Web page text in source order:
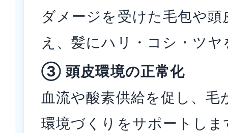
ダメージを受けた毛包や
え、髪にハリ・コシ・ツ
③ 頭皮環境の正常化
血流や酸素供給を促し、
環境づくりをサポートしま